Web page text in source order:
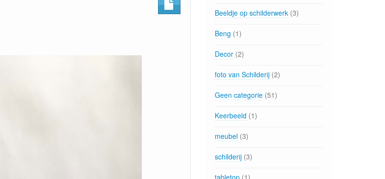
Beeldje op schilderwerk (3)
Beng (1)
Decor (2)
foto van Schilderij (2)
Geen categorie (51)
Keerbeeld (1)
meubel (3)
schilderij (3)
tabletop (1)